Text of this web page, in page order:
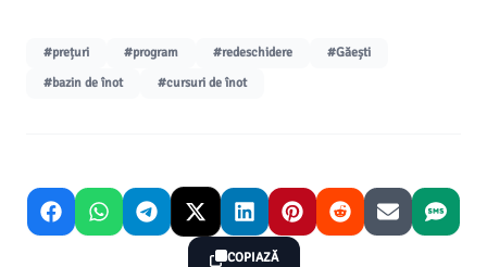
#prețuri #program #redeschidere
#Găești
#bazin de înot
#cursuri de înot
COPIAZĂ